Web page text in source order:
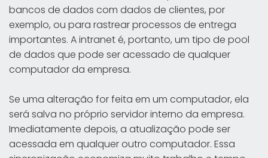
bancos de dados com dados de clientes, por
exemplo, ou para rastrear processos de entrega
importantes. A intranet é, portanto, um tipo de pool
de dados que pode ser acessado de qualquer
computador da empresa.
Se uma alteração for feita em um computador, ela
será salva no próprio servidor interno da empresa.
Imediatamente depois, a atualização pode ser
acessada em qualquer outro computador. Essa